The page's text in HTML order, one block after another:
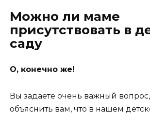
Можно ли маме
присутствовать в
саду
О, конечно же!
Вы задаете очень важный
объяснить вам, что в нашем